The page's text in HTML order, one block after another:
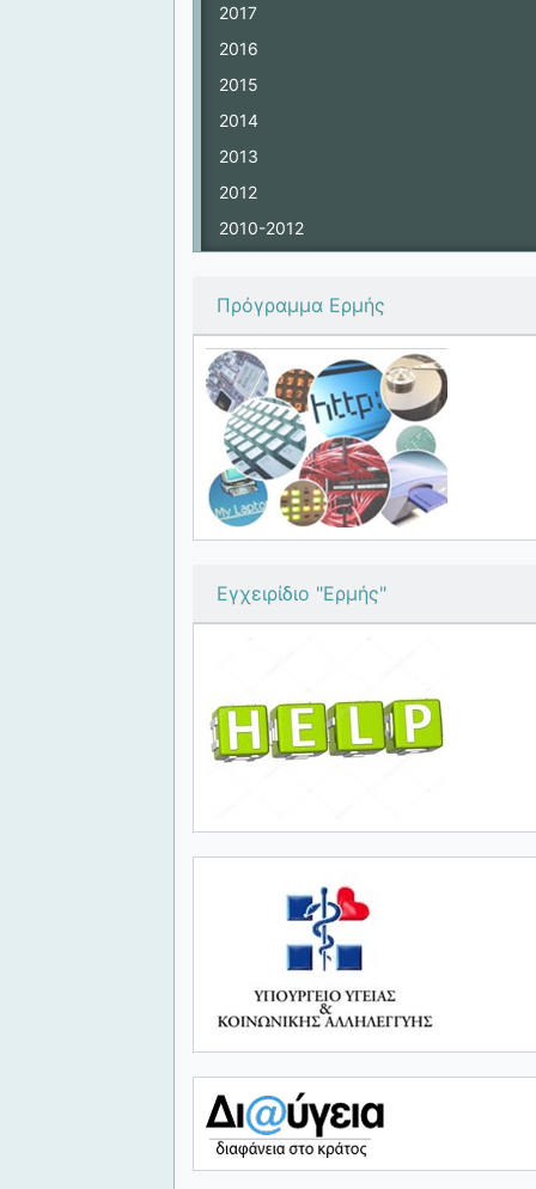
2017
2016
2015
2014
2013
2012
2010-2012
Πρόγραμμα Ερμής
Εγχειρίδιο "Ερμής"